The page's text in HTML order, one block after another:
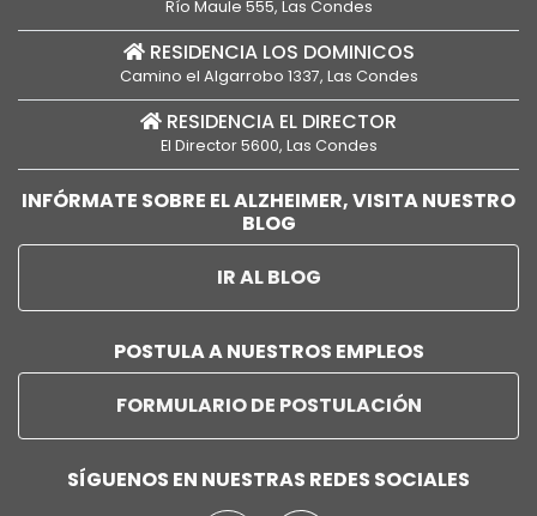
Río Maule 555, Las Condes
RESIDENCIA LOS DOMINICOS
Camino el Algarrobo 1337, Las Condes
RESIDENCIA EL DIRECTOR
El Director 5600, Las Condes
INFÓRMATE SOBRE EL ALZHEIMER, VISITA NUESTRO
BLOG
IR AL BLOG
POSTULA A NUESTROS EMPLEOS
FORMULARIO DE POSTULACIÓN
SÍGUENOS EN NUESTRAS REDES SOCIALES